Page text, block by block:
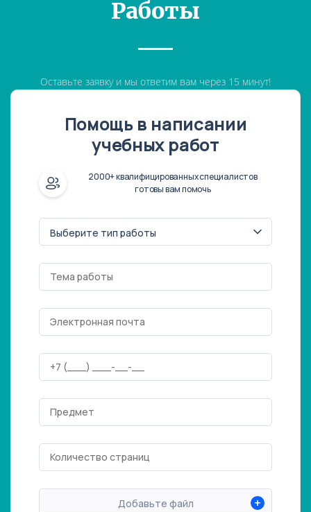
Работы
Оставьте заявку и мы ответим вам через 15 минут!
Помощь в написании
учебных работ
2000+ квалифицированных специалистов
готовы вам помочь
Добавьте файл +